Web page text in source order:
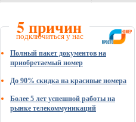
5 причин
подключиться у нас
Полный пакет документов на
приобретаемый номер
До 90% скидка на красивые номера
Более 5 лет успешной работы на
рынке телекоммуникаций